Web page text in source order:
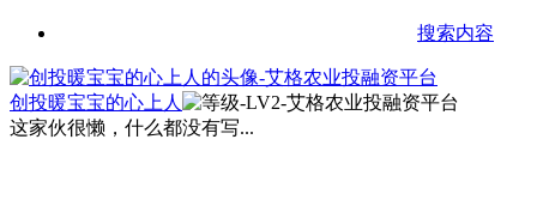
搜索内容
创投暖宝宝的心上人
这家伙很懒，什么都没有写...